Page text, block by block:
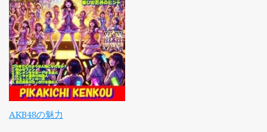
AKB48の魅力